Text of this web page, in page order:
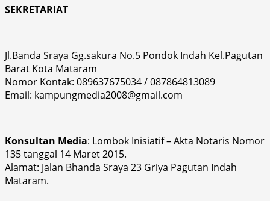
SEKRETARIAT
Jl.Banda Sraya Gg.sakura No.5 Pondok Indah Kel.Pagutan
Barat Kota Mataram
Nomor Kontak: 089637675034 / 087864813089
Email: kampungmedia2008@gmail.com
Konsultan Media: Lombok Inisiatif – Akta Notaris Nomor
135 tanggal 14 Maret 2015.
Alamat: Jalan Bhanda Sraya 23 Griya Pagutan Indah
Mataram.